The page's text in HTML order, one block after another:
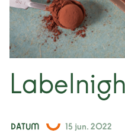
DATUM
15 jun. 2022